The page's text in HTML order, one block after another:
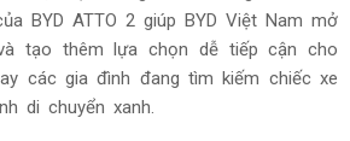
BYD ATTO 2 giúp BYD Việt Nam mở
tạo thêm lựa chọn dễ tiếp cận cho
các gia đình đang tìm kiếm chiếc xe
di chuyển xanh.